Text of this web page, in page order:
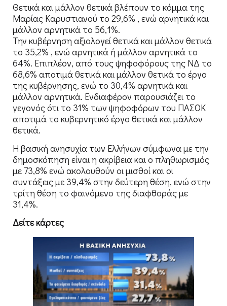
Θετικά και μάλλον θετικά βλέπουν το κόμμα της
Μαρίας Καρυστιανού το 29,6% , ενώ αρνητικά και
μάλλον αρνητικά το 56,1%.
Την κυβέρνηση αξιολογεί θετικά και μάλλον θετικά
το 35,2% , ενώ αρνητικά ή μάλλον αρνητικά το
64%. Επιπλέον, από τους ψηφοφόρους της ΝΔ το
68,6% αποτιμά θετικά και μάλλον θετικά το έργο
της κυβέρνησης, ενώ το 30,4% αρνητικά και
μάλλον αρνητικά. Ενδιαφέρον παρουσιάζει το
γεγονός ότι το 31% των ψηφοφόρων του ΠΑΣΟΚ
αποτιμά το κυβερνητικό έργο θετικά και μάλλον
θετικά.
Η βασική ανησυχία των Ελλήνων σύμφωνα με την
δημοσκόπηση είναι η ακρίβεια και ο πληθωρισμός
με 73,8% ενώ ακολουθούν οι μισθοί και οι
συντάξεις με 39,4% στην δεύτερη θέση, ενώ στην
τρίτη θέση το φαινόμενο της διαφθοράς με
31,4%.
Δείτε κάρτες